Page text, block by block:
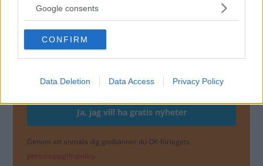
not limited to your visit or usage behaviour. You may click to
use your data for below specified purposes in below Google
consent section.
Google consents
CONFIRM
Data Deletion Data Access Privacy Policy
MISSA INTE KOMMANDE ARTIKLAR OM
NYHETER
Få vårt nyhetsbrev utan kostnad
Genom att anmäla dig godkänner du OK-förlagets
personuppgiftspolicy.